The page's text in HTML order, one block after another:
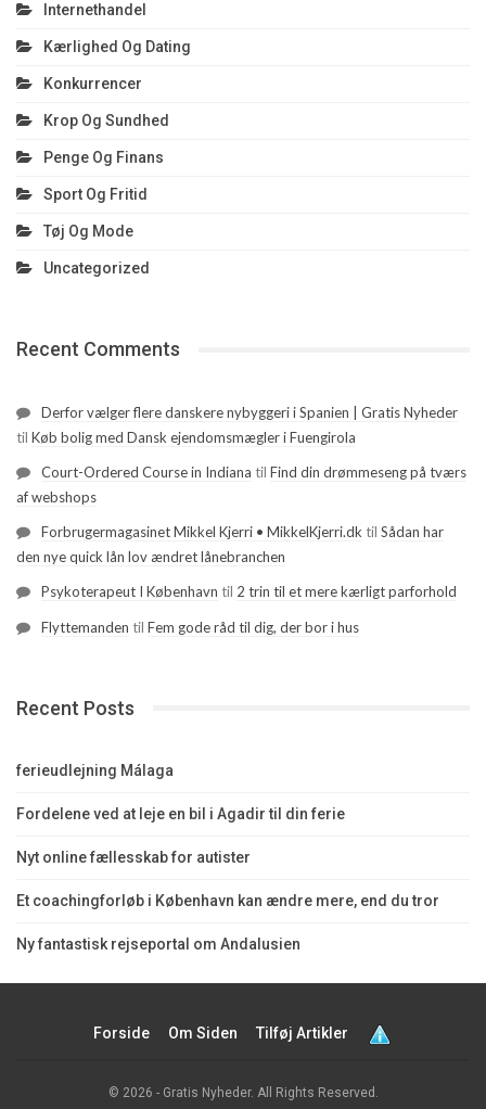
Internethandel
Kærlighed Og Dating
Konkurrencer
Krop Og Sundhed
Penge Og Finans
Sport Og Fritid
Tøj Og Mode
Uncategorized
Recent Comments
Derfor vælger flere danskere nybyggeri i Spanien | Gratis Nyheder
til Køb bolig med Dansk ejendomsmægler i Fuengirola
Court-Ordered Course in Indiana til Find din drømmeseng på tværs
af webshops
Forbrugermagasinet Mikkel Kjerri • MikkelKjerri.dk til Sådan har
den nye quick lån lov ændret lånebranchen
Psykoterapeut I København til 2 trin til et mere kærligt parforhold
Flyttemanden til Fem gode råd til dig, der bor i hus
Recent Posts
ferieudlejning Málaga
Fordelene ved at leje en bil i Agadir til din ferie
Nyt online fællesskab for autister
Et coachingforløb i København kan ændre mere, end du tror
Ny fantastisk rejseportal om Andalusien
Forside Om Siden Tilføj Artikler
© 2026 - Gratis Nyheder. All Rights Reserved.